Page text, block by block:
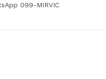
099-MIRVIC